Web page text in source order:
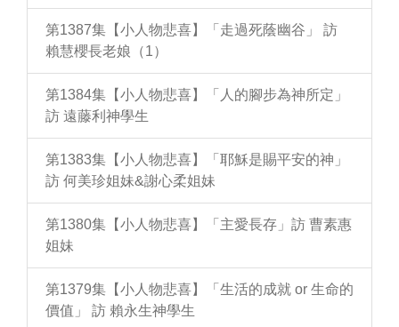
第1387集【小人物悲喜】「走過死蔭幽谷」 訪
賴慧櫻長老娘（1）
第1384集【小人物悲喜】「人的腳步為神所定」
訪 遠藤利神學生
第1383集【小人物悲喜】「耶穌是賜平安的神」
訪 何美珍姐妹&謝心柔姐妹
第1380集【小人物悲喜】「主愛長存」訪 曹素惠
姐妹
第1379集【小人物悲喜】「生活的成就 or 生命的
價值」 訪 賴永生神學生